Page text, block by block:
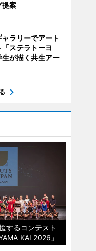
提案
ャラリーでアート
「ステラトーヨ
が描く共生アー
するコンテスト
KAI 2026」